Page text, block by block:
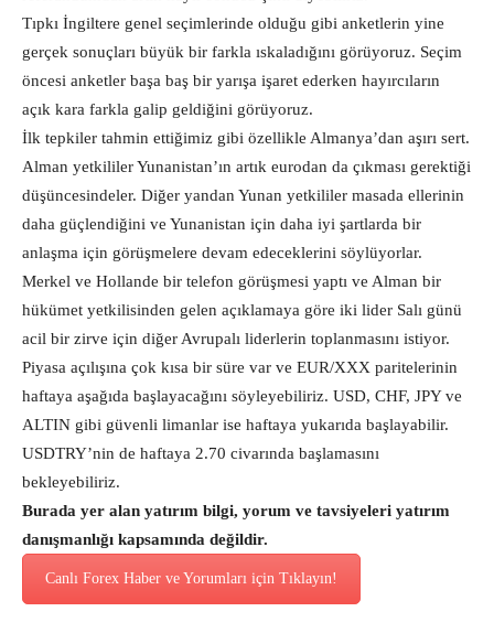
Tıpkı İngiltere genel seçimlerinde olduğu gibi anketlerin yine
gerçek sonuçları büyük bir farkla ıskaladığını görüyoruz. Seçim
öncesi anketler başa baş bir yarışa işaret ederken hayırcıların
açık kara farkla galip geldiğini görüyoruz.
İlk tepkiler tahmin ettiğimiz gibi özellikle Almanya’dan aşırı sert.
Alman yetkililer Yunanistan’ın artık eurodan da çıkması gerektiği
düşüncesindeler. Diğer yandan Yunan yetkililer masada ellerinin
daha güçlendiğini ve Yunanistan için daha iyi şartlarda bir
anlaşma için görüşmelere devam edeceklerini söylüyorlar.
Merkel ve Hollande bir telefon görüşmesi yaptı ve Alman bir
hükümet yetkilisinden gelen açıklamaya göre iki lider Salı günü
acil bir zirve için diğer Avrupalı liderlerin toplanmasını istiyor.
Piyasa açılışına çok kısa bir süre var ve EUR/XXX paritelerinin
haftaya aşağıda başlayacağını söyleyebiliriz. USD, CHF, JPY ve
ALTIN gibi güvenli limanlar ise haftaya yukarıda başlayabilir.
USDTRY’nin de haftaya 2.70 civarında başlamasını
bekleyebiliriz.
Burada yer alan yatırım bilgi, yorum ve tavsiyeleri yatırım
danışmanlığı kapsamında değildir.
Canlı Forex Haber ve Yorumları için Tıklayın!